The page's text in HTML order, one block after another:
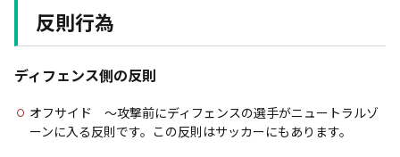
反則行為
ディフェンス側の反則
オフサイド 〜攻撃前にディフェンスの選手がニュートラルゾ
ーンに入る反則です。この反則はサッカーにもあります。